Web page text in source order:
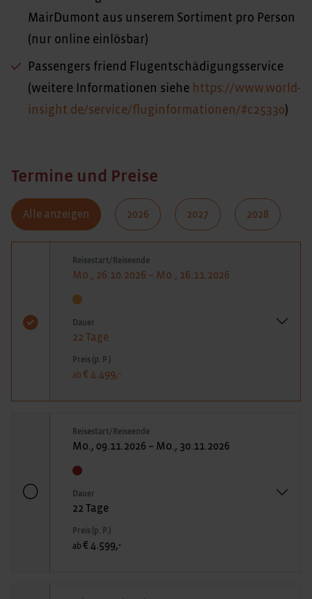
MairDumont aus unserem Sortiment pro Person
(nur online einlösbar)
Passengers friend Flugentschädigungsservice
(weitere Informationen siehe https://www.world-
insight.de/service/fluginformationen/#c25330)
Termine und Preise
Alle anzeigen 2026 2027 2028
Reisestart/Reiseende
Mo., 26.10.2026 – Mo., 16.11.2026
Dauer
22 Tage
Preis (p. P.)
ab € 4.499,-
Reisestart/Reiseende
Mo., 09.11.2026 – Mo., 30.11.2026
Dauer
22 Tage
Preis (p. P.)
ab € 4.599,-